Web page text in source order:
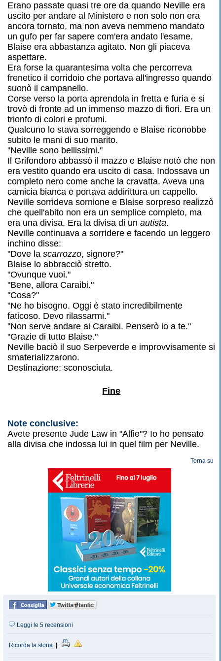
Erano passate quasi tre ore da quando Neville era
uscito per andare al Ministero e non solo non era
ancora tornato, ma non aveva nemmeno mandato
un gufo per far sapere com'era andato l'esame.
Blaise era abbastanza agitato. Non gli piaceva
aspettare.
Era forse la quarantesima volta che percorreva
frenetico il corridoio che portava all'ingresso quando
suonò il campanello.
Corse verso la porta aprendola in fretta e furia e si
trovò di fronte ad un immenso mazzo di fiori. Era un
trionfo di colori e profumi.
Qualcuno lo stava sorreggendo e Blaise riconobbe
subito le mani di suo marito.
"Neville sono bellissimi."
Il Grifondoro abbassò il mazzo e Blaise notò che non
era vestito quando era uscito di casa. Indossava un
completo nero come anche la cravatta. Aveva una
camicia bianca e portava addirittura un cappello.
Neville sorrideva sornione e Blaise sorpreso realizzò
che quell'abito non era un semplice completo, ma
era una divisa. Era la divisa di un autista.
Neville continuava a sorridere e facendo un leggero
inchino disse:
"Dove la scarrozzo, signore?"
Blaise lo abbracciò stretto.
"Ovunque vuoi."
"Bene, allora Caraibi."
"Cosa?"
"Ne ho bisogno. Oggi è stato incredibilmente
faticoso. Devo rilassarmi."
"Non serve andare ai Caraibi. Penserò io a te."
"Grazie di tutto Blaise."
Neville baciò il suo Serpeverde e improvvisamente si
smaterializzarono.
Destinazione: sconosciuta.
Fine
Note conclusive:
Avete presente Jude Law in "Alfie"? Io ho pensato
alla divisa che indossa lui in quel film per Neville.
Torna su
Leggi le 5 recensioni
Ricorda la storia